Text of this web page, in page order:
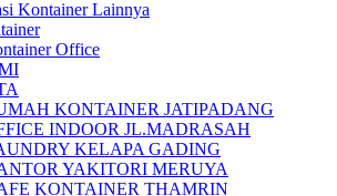
Kontainer Lainnya
Office
KONTAINER JATIPADANG
INDOOR JL.MADRASAH
KELAPA GADING
YAKITORI MERUYA
KONTAINER THAMRIN